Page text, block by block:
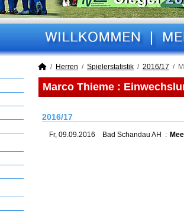
Herren Spielerstatistik 2016/17
Marco Thieme :
2016/17
Fr, 09.09.2016 Bad Schandau AH :